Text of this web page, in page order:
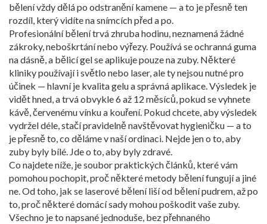
bělení vždy dělá po odstranění kamene — a to je přesně ten
rozdíl, který vidíte na snímcích před a po.
Profesionální bělení trvá zhruba hodinu, neznamená žádné
zákroky, neboškrtání nebo výřezy. Používá se ochranná guma
na dásně, a bělicí gel se aplikuje pouze na zuby. Některé
kliniky používají i světlo nebo laser, ale ty nejsou nutné pro
účinek — hlavní je kvalita gelu a správná aplikace. Výsledek je
vidět hned, a trvá obvykle 6 až 12 měsíců, pokud se vyhnete
kávě, červenému vínku a kouření. Pokud chcete, aby výsledek
vydržel déle, stačí pravidelně navštěvovat hygieničku — a to
je přesně to, co děláme v naší ordinaci. Nejde jen o to, aby
zuby byly bílé. Jde o to, aby byly zdravé.
Co najdete níže, je soubor praktických článků, které vám
pomohou pochopit, proč některé metody bělení fungují a jiné
ne. Od toho, jak se laserové bělení liší od bělení pudrem, až po
to, proč některé domácí sady mohou poškodit vaše zuby.
Všechno je to napsané jednoduše, bez přehnaného